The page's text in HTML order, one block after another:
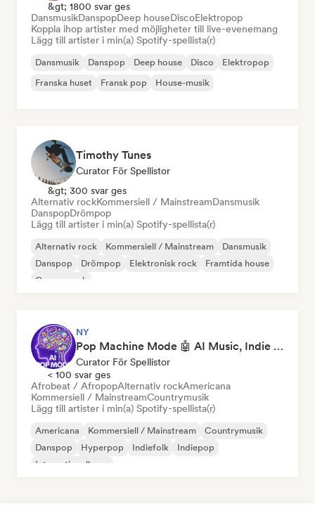
&gt; 1800 svar ges
DansmusikDanspopDeep houseDiscoElektropop
Koppla ihop artister med möjligheter till live-evenemang
Lägg till artister i min(a) Spotify-spellista(r)
Dansmusik Danspop Deep house Disco
Elektropop
Franska huset
Fransk pop House-musik
Timothy Tunes
Curator För Spellistor
&gt; 300 svar ges
Alternativ rockKommersiell / MainstreamDansmusik
DanspopDrömpop
Lägg till artister i min(a) Spotify-spellista(r)
Alternativ rock Kommersiell / Mainstream
Dansmusik
Danspop
Drömpop Elektronisk rock
Framtida house
Garage rock
NY
Pop Machine Mode 🤖 AI Music, Indie Pop & Dream Pop
Curator För Spellistor
< 100 svar ges
Afrobeat / AfropopAlternativ rockAmericana
Kommersiell / MainstreamCountrymusik
Lägg till artister i min(a) Spotify-spellista(r)
Americana Kommersiell / Mainstream
Countrymusik
Danspop
Hyperpop Indiefolk
Indiepop
Internationell pop